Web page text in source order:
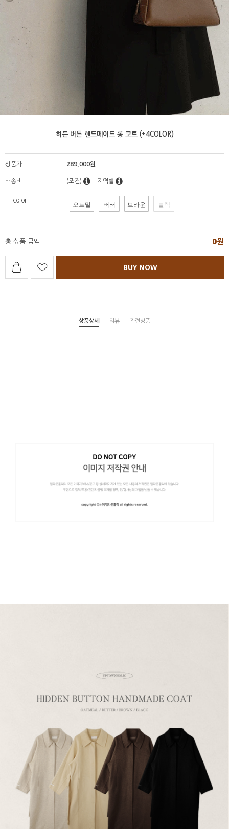
히든 버튼 핸드메이드 롱 코트 (*4COLOR)
상품가 289,000원
배송비 (조건) 지역별
color 오트밀 버터 브라운 블랙
총 상품 금액 0원
BUY NOW
상품상세 리뷰 관련상품